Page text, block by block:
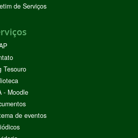
de Serviços
Tesouro
- Moodle
de eventos